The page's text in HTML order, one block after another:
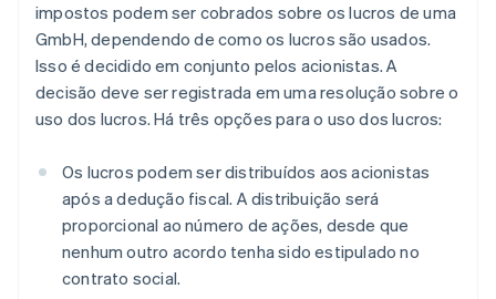
impostos podem ser cobrados sobre os lucros de uma
GmbH, dependendo de como os lucros são usados.
Isso é decidido em conjunto pelos acionistas. A
decisão deve ser registrada em uma resolução sobre o
uso dos lucros. Há três opções para o uso dos lucros:
Os lucros podem ser distribuídos aos acionistas
após a dedução fiscal. A distribuição será
proporcional ao número de ações, desde que
nenhum outro acordo tenha sido estipulado no
contrato social.